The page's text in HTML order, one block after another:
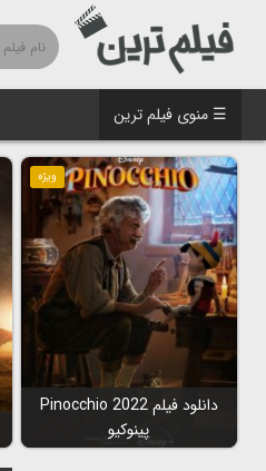
☰ منوی فیلم ترین
ویژه
دانلود فیلم Pinocchio 2022
پینوکیو